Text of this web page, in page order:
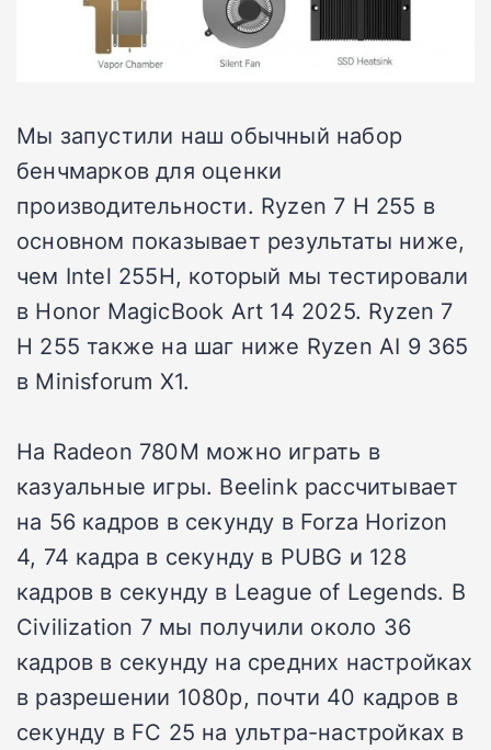
Мы запустили наш обычный набор
бенчмарков для оценки
производительности. Ryzen 7 H 255 в
основном показывает результаты ниже,
чем Intel 255H, который мы тестировали
в Honor MagicBook Art 14 2025. Ryzen 7
H 255 также на шаг ниже Ryzen AI 9 365
в Minisforum X1.
На Radeon 780M можно играть в
казуальные игры. Beelink рассчитывает
на 56 кадров в секунду в Forza Horizon
4, 74 кадра в секунду в PUBG и 128
кадров в секунду в League of Legends. В
Civilization 7 мы получили около 36
кадров в секунду на средних настройках
в разрешении 1080p, почти 40 кадров в
секунду в FC 25 на ультра-настройках в